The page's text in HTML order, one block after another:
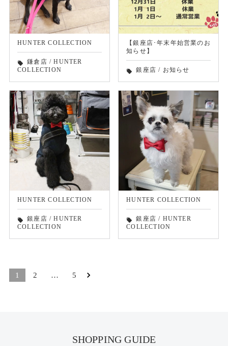
HUNTER COLLECTION
local_offer 鎌倉店 /HUNTER
COLLECTION
【銀座店･年末年始営業のお
知らせ】
local_offer 銀座店 / お知らせ
HUNTER COLLECTION
local_offer 銀座店 /HUNTER
COLLECTION
HUNTER COLLECTION
local_offer 銀座店 / HUNTER
COLLECTION
1 2 … 5
SHOPPING GUIDE